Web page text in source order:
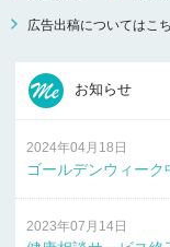
広告出稿についてはこ
お知らせ
2024年04月18日
ゴールデンウィー
2023年07月14日